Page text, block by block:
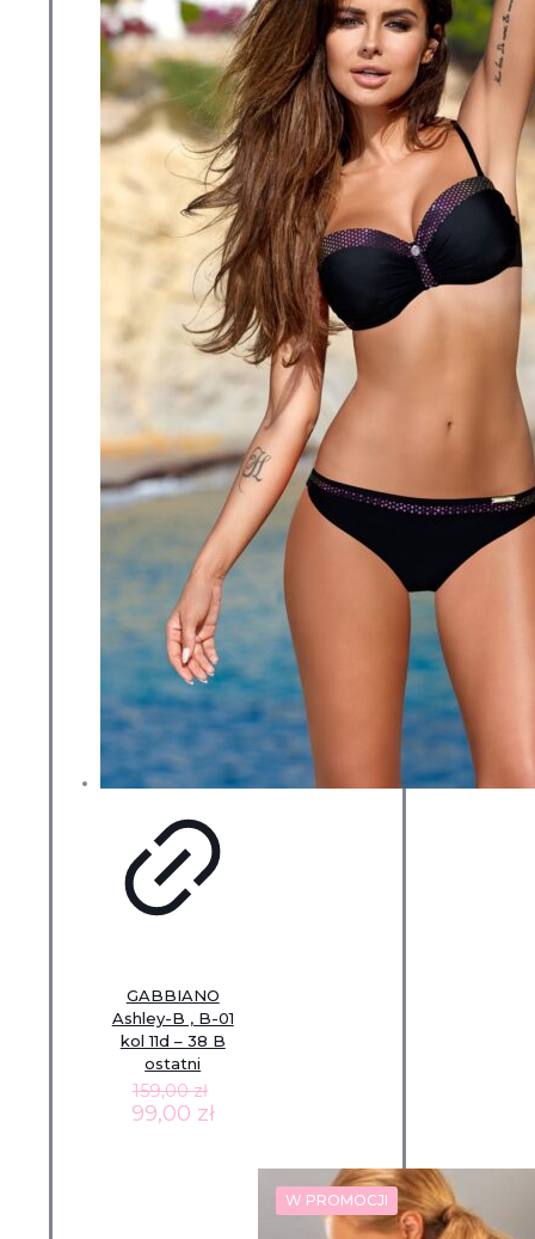
GABBIANO
Ashley-B , B-01
kol 11d – 38 B
ostatni
159,00zł
Pierwotna
99,00 złAktualna
99,00 zł.
W PROMOCJI